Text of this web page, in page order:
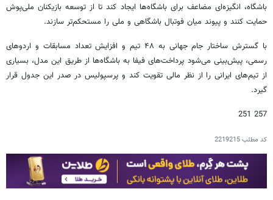
باشگاه، انگیزه‌ای مضاعف برای باشگاه‌ها ایجاد کند تا از توسعه بازیکنان ملی‌پوش
حمایت کنند و پیوند میان فوتبال باشگاهی و ملی را مستحکم‌تر سازند.
با گسترش ساختار جام جهانی به ۴۸ تیم و افزایش تعداد مسابقات و اردوهای
رسمی، پیش‌بینی می‌شود پرداخت‌های فیفا به باشگاه‌ها از طریق این مدل، بسیاری
از تیم‌های ایرانی را از نظر مالی تقویت کند و پرسپولیس در صدر این جدول قرار
گیرد.
257 251
کد مطلب2219215